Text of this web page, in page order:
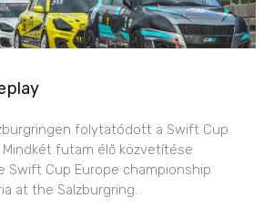
folytatódott a Swift Cup
Mindkét futam élő közvetítése
Swift Cup Europe championship
at the Salzburgring.